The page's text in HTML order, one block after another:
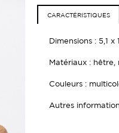
CARACTÉRISTIQUES
Dimensions : 5,1 x
Matériaux : hêtre,
Couleurs :
Autres